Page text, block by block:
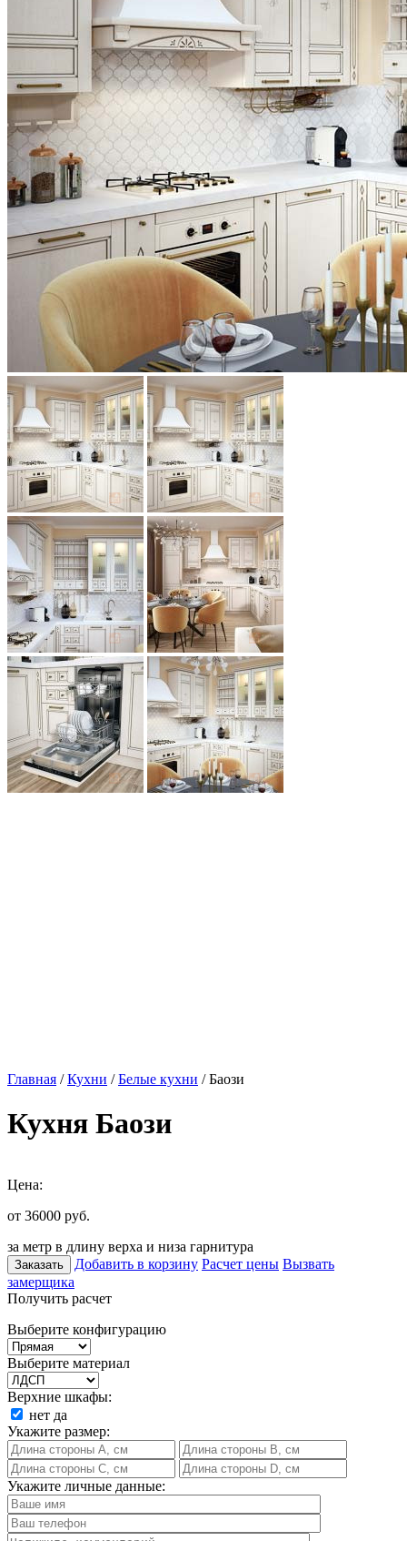
Главная /Кухни /Белые кухни / Баози
Кухня Баози
Цена:
от 36000 руб.
за метр в длину верха и низа гарнитура
Заказать Добавить в корзину Расчет цены Вызвать
замерщика
Получить расчет
Выберите конфигурацию
Выберите материал
Верхние шкафы:
нет да
Укажите размер:
Укажите личные данные: